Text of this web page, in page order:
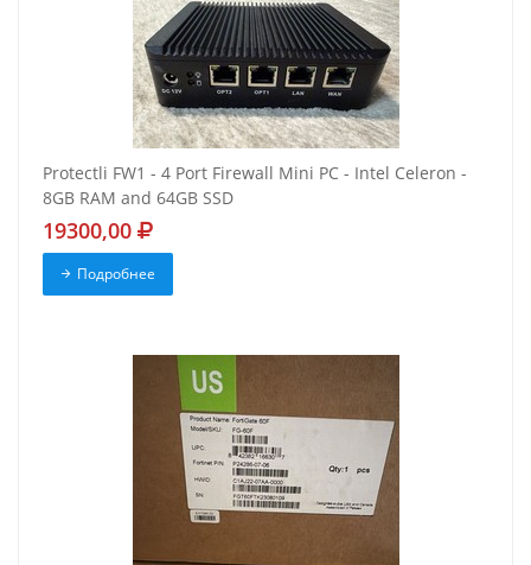
Protectli FW1 - 4 Port Firewall Mini PC - Intel Celeron -
8GB RAM and 64GB SSD
19300,00
Подробнее